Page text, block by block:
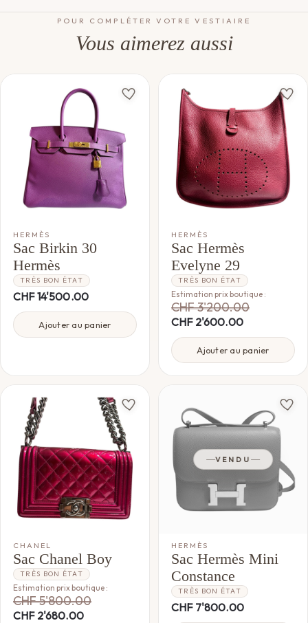
POUR COMPLÉTER VOTRE VESTIAIRE
Vous aimerez aussi
HERMÈS
Sac Birkin 30
Hermès
TRÈS BON ÉTAT
CHF14'500.00
Ajouter au panier
HERMÈS
Sac Hermès
Evelyne 29
TRÈS BON ÉTAT
Estimation prix boutique :
CHF3'200.00
CHF2'600.00
Ajouter au panier
CHANEL
Sac Chanel Boy
TRÈS BON ÉTAT
Estimation prix boutique :
CHF5'800.00
CHF2'680.00
VENDU
HERMÈS
Sac Hermès Mini
Constance
TRÈS BON ÉTAT
CHF7'800.00